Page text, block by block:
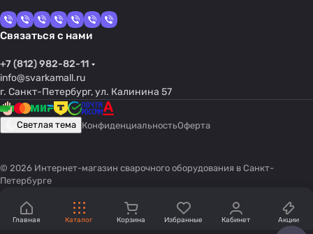
Связаться с нами
+7 (812) 982-82-11
info@svarkamall.ru
г. Санкт-Петербург, ул. Калинина 57
Светлая тема КонфиденциальностьОферта
© 2026 Интернет-магазин сварочного оборудования в Санкт-
Петербурге
Главная Каталог Корзина Избранные Кабинет Акции